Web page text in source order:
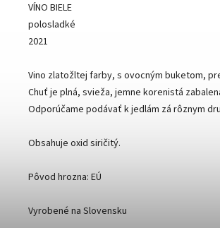
VÍNO BIELE
polosladké
2021
Vino zlatožltej farby, s ovocným buketom,
Chuť je plná, svieža, jemne korenistá
Odporúčame podávať k jedlám zá rôznym
Obsahuje oxid siričitý.
Pôvod hrozna: EÚ
Vyrobené na Slovensku